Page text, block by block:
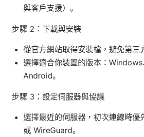
與客戶支援）。
步驟 2：下載與安裝
從官方網站取得安裝檔，避免第三
選擇適合你裝置的版本：Windows
Android。
步驟 3：設定伺服器與協議
選擇最近的伺服器，初次連線時優
或 WireGuard。